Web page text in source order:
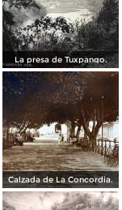
La presa de Tuxpango.
Calzada de La Concordia.